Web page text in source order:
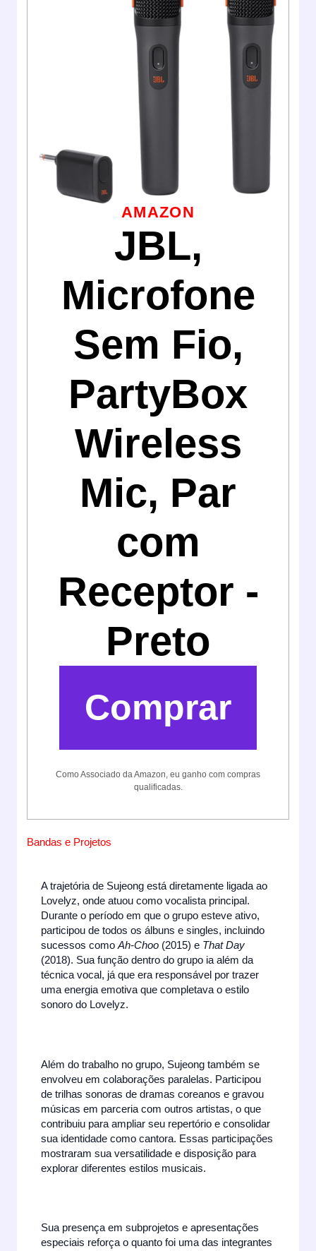
AMAZON
JBL,
Microfone
Sem Fio,
PartyBox
Wireless
Mic, Par
com
Receptor -
Preto
Comprar
Como Associado da Amazon, eu ganho com compras
qualificadas.
Bandas e Projetos
A trajetória de Sujeong está diretamente ligada ao
Lovelyz, onde atuou como vocalista principal.
Durante o período em que o grupo esteve ativo,
participou de todos os álbuns e singles, incluindo
sucessos comoAh-Choo (2015) e That Day
(2018). Sua função dentro do grupo ia além da
técnica vocal, já que era responsável por trazer
uma energia emotiva que completava o estilo
sonoro do Lovelyz.
Além do trabalho no grupo, Sujeong também se
envolveu em colaborações paralelas. Participou
de trilhas sonoras de dramas coreanos e gravou
músicas em parceria com outros artistas, o que
contribuiu para ampliar seu repertório e consolidar
sua identidade como cantora. Essas participações
mostraram sua versatilidade e disposição para
explorar diferentes estilos musicais.
Sua presença em subprojetos e apresentações
especiais reforça o quanto foi uma das integrantes